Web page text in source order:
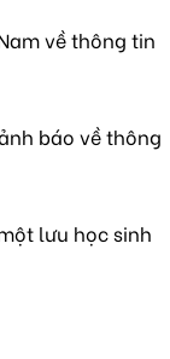
về thông tin
báo về thông
lưu học sinh